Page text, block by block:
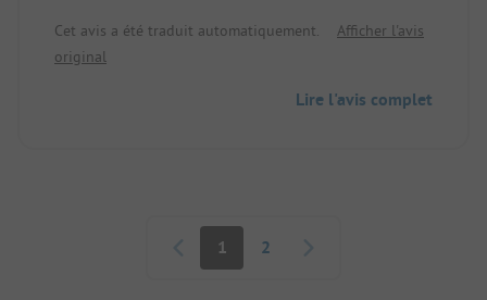
👎 Barrière élevée pour aller manger ou boire au
Cet avis a été traduit automatiquement.
Afficher l'avis
original
Lire l'avis complet
1 2